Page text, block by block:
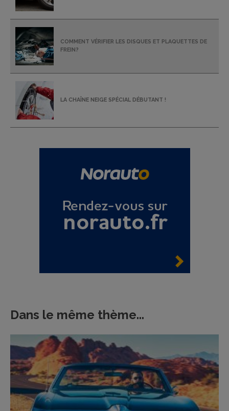
COMMENT VÉRIFIER LES DISQUES ET PLAQUETTES DE
FREIN?
LA CHAÎNE NEIGE SPÉCIAL DÉBUTANT !
Dans le même thème...